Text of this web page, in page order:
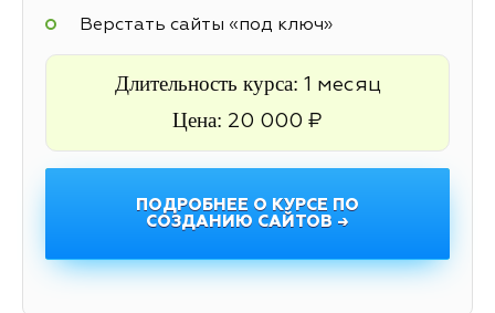
Верстать сайты «под ключ»
Длительность курса: 1 месяц
Цена: 20 000 ₽
ПОДРОБНЕЕ О КУРСЕ ПО
СОЗДАНИЮ САЙТОВ →